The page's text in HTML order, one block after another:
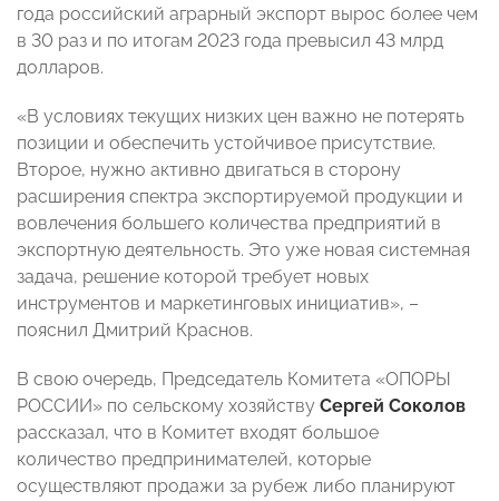
года российский аграрный экспорт вырос более чем
в 30 раз и по итогам 2023 года превысил 43 млрд
долларов.
«В условиях текущих низких цен важно не потерять
позиции и обеспечить устойчивое присутствие.
Второе, нужно активно двигаться в сторону
расширения спектра экспортируемой продукции и
вовлечения большего количества предприятий в
экспортную деятельность. Это уже новая системная
задача, решение которой требует новых
инструментов и маркетинговых инициатив», –
пояснил Дмитрий Краснов.
В свою очередь, Председатель Комитета «ОПОРЫ
РОССИИ» по сельскому хозяйству Сергей Соколов
рассказал, что в Комитет входят большое
количество предпринимателей, которые
осуществляют продажи за рубеж либо планируют